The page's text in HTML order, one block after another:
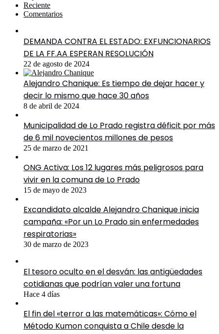
Reciente
Comentarios
DEMANDA CONTRA EL ESTADO: EXFUNCIONARIOS
DE LA FF.AA ESPERAN RESOLUCIÓN
22 de agosto de 2024
Alejandro Chanique: Es tiempo de dejar hacer y
decir lo mismo que hace 30 años
8 de abril de 2024
Municipalidad de Lo Prado registra déficit por más
de 6 mil novecientos millones de pesos
25 de marzo de 2021
ONG Activa: Los 12 lugares más peligrosos para
vivir en la comuna de Lo Prado
15 de mayo de 2023
Excandidato alcalde Alejandro Chanique inicia
campaña: «Por un Lo Prado sin enfermedades
respiratorias»
30 de marzo de 2023
El tesoro oculto en el desván: las antigüedades
cotidianas que podrían valer una fortuna
Hace 4 días
El fin del «terror a las matemáticas»: Cómo el
Método Kumon conquista a Chile desde la